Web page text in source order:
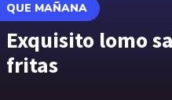
QUE MAÑANA
Exquisito lomo
fritas